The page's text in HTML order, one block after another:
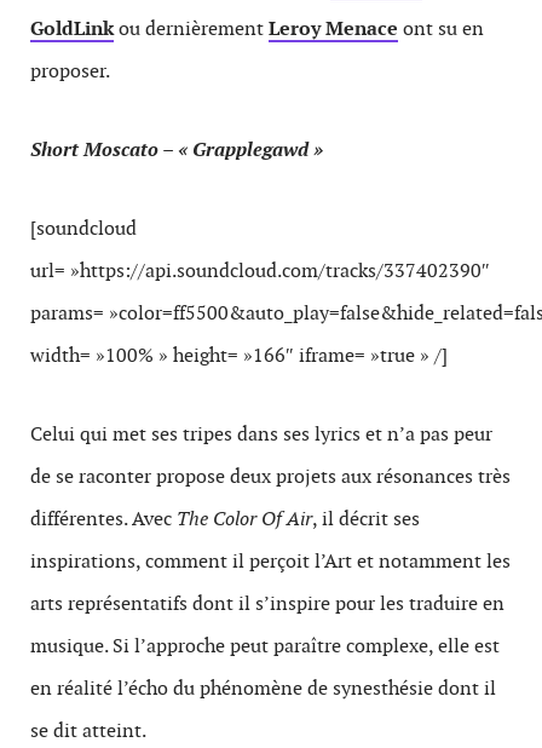
GoldLinkou dernièrementLeroy Menace ont su en
proposer.
Short Moscato – « Grapplegawd »
[soundcloud
url= »https://api.soundcloud.com/tracks/337402390″
params=
width= »100% » height= »166″ iframe= »true » /]
Celui qui met ses tripes dans ses lyrics et n’a pas peur
de se raconter propose deux projets aux résonances très
différentes. Avec The Color Of Air, il décrit ses
inspirations, comment il perçoit l’Art et notamment les
arts représentatifs dont il s’inspire pour les traduire en
musique. Si l’approche peut paraître complexe, elle est
en réalité l’écho du phénomène de synesthésie dont il
se dit atteint.